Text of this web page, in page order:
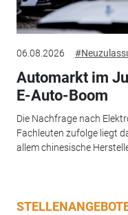
06.08.2026
Automarkt im
E-Auto-Boom
Die Nachfrage nach
Fachleuten zufolge liegt
allem chinesische